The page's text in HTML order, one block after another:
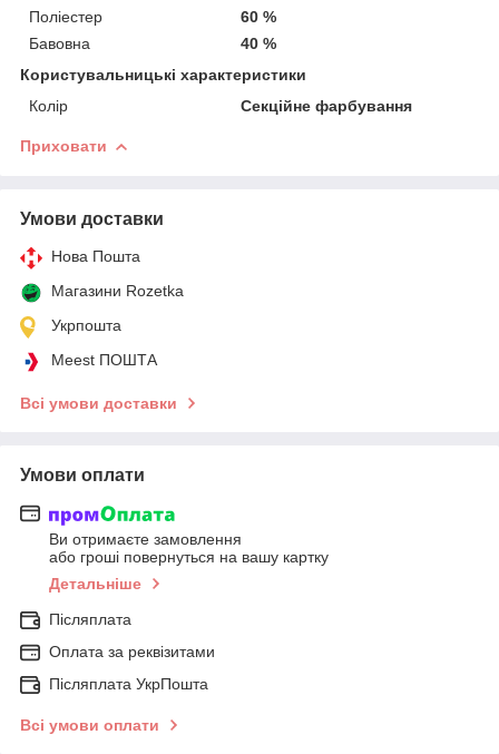
Поліестер
60 %
Бавовна
40 %
Користувальницькі характеристики
Колір
Секційне фарбування
Приховати
Умови доставки
Нова Пошта
Магазини Rozetka
Укрпошта
Meest ПОШТА
Всі умови доставки
Умови оплати
Ви отримаєте замовлення
або гроші повернуться на вашу картку
Детальніше
Післяплата
Оплата за реквізитами
Післяплата УкрПошта
Всі умови оплати